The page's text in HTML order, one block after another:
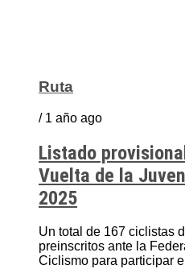
Ruta
/ 1 año ago
Listado
Vuelta de la
2025
Un total de 167 ciclistas
preinscritos ante la
Ciclismo para participar